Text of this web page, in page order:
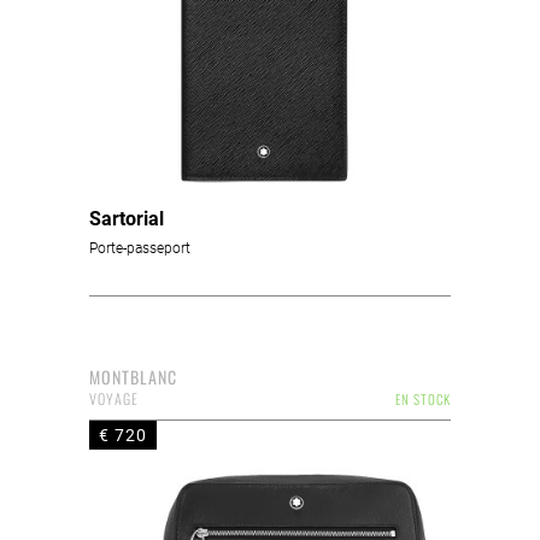
Sartorial
Porte-passeport
MONTBLANC
EN STOCK
VOYAGE
€ 720